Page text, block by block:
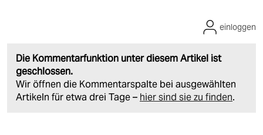
Die Kommentarfunktion unter diesem Artikel ist
geschlossen.
Wir öffnen die Kommentarspalte bei ausgewählten
Artikeln für etwa drei Tage – hier sind sie zu finden.
einloggen